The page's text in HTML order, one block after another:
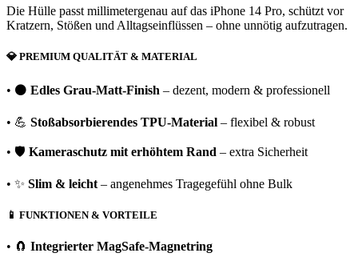
Die Hülle passt millimetergenau auf das iPhone 14 Pro, schützt vor
Kratzern, Stößen und Alltagseinflüssen – ohne unnötig aufzutragen.
💎 PREMIUM QUALITÄT & MATERIAL
• ⚫ Edles Grau-Matt-Finish – dezent, modern & professionell
• 💪 Stoßabsorbierendes TPU-Material – flexibel & robust
• 🛡️ Kameraschutz mit erhöhtem Rand – extra Sicherheit
• ✨ Slim & leicht – angenehmes Tragegefühl ohne Bulk
📱 FUNKTIONEN & VORTEILE
• 🧲 Integrierter MagSafe-Magnetring